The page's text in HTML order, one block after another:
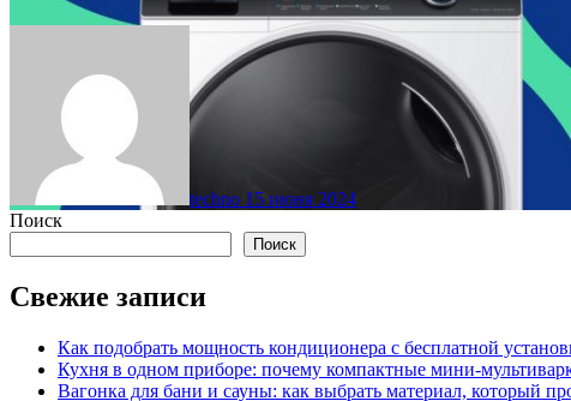
techno 15 июня 2024
Поиск
Поиск
Свежие записи
Как подобрать мощность кондиционера с бесплатной
Кухня в одном приборе: почему компактные мини-
Вагонка для бани и сауны: как выбрать материал, который